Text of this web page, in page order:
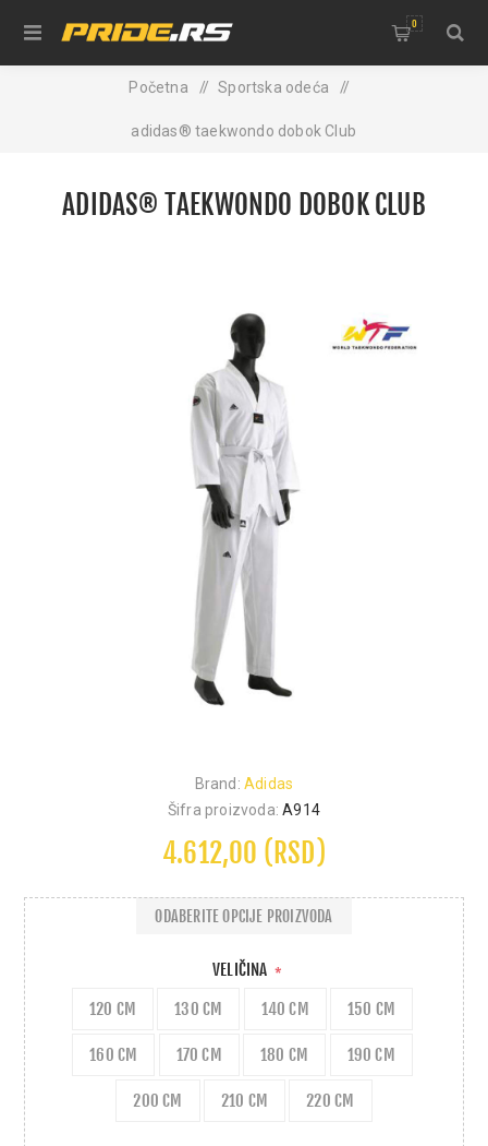
0
Početna / Sportska odeća /
adidas® taekwondo dobok Club
ADIDAS® TAEKWONDO DOBOK CLUB
Brand: Adidas
Šifra proizvoda: A914
4.612,00 (RSD)
VELIČINA *
120 CM 130 CM 140 CM 150 CM
160 CM 170 CM 180 CM 190 CM
200 CM 210 CM 220 CM
ODABERITE OPCIJE PROIZVODA